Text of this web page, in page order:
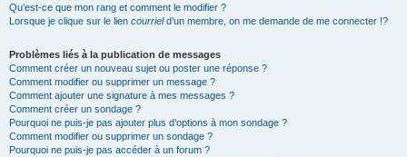
Qu’est-ce que mon rang et comment le modifier ?
Lorsque je clique sur le lien courrield’un membre, on me demande de me connecter !?
Problèmes liés à la publication de messages
Comment créer un nouveau sujet ou poster une réponse ?
Comment modifier ou supprimer un message ?
Comment ajouter une signature à mes messages ?
Comment créer un sondage ?
Pourquoi ne puis-je pas ajouter plus d’options à mon sondage ?
Comment modifier ou supprimer un sondage ?
Pourquoi ne puis-je pas accéder à un forum ?